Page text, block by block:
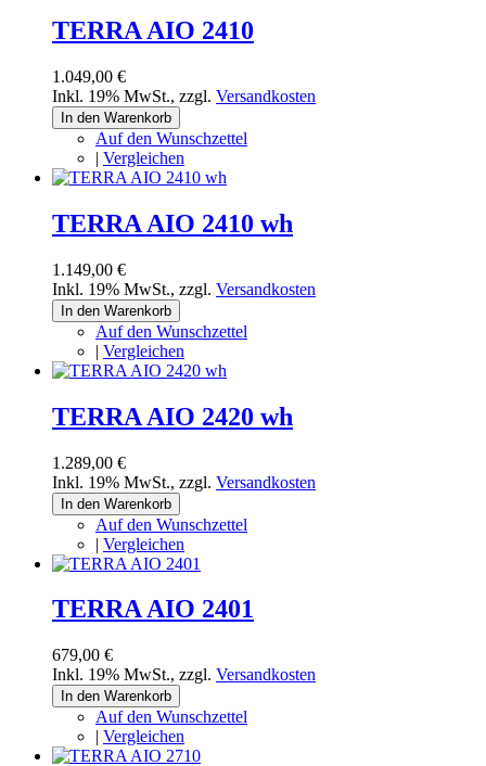
TERRA AIO 2410
1.049,00 €
Inkl. 19% MwSt., zzgl. Versandkosten
In den Warenkorb
Auf den Wunschzettel
| Vergleichen
TERRA AIO 2410 wh
1.149,00 €
Inkl. 19% MwSt., zzgl. Versandkosten
In den Warenkorb
Auf den Wunschzettel
| Vergleichen
TERRA AIO 2420 wh
1.289,00 €
Inkl. 19% MwSt., zzgl. Versandkosten
In den Warenkorb
Auf den Wunschzettel
| Vergleichen
TERRA AIO 2401
679,00 €
Inkl. 19% MwSt., zzgl. Versandkosten
In den Warenkorb
Auf den Wunschzettel
| Vergleichen